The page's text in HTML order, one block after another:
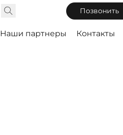
Позвонить
Наши партнеры Контакты